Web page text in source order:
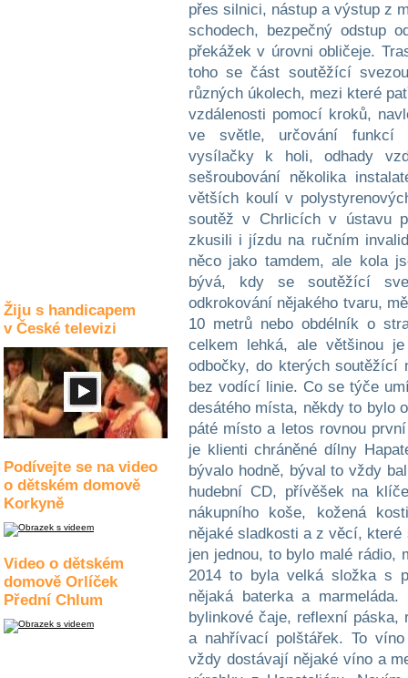
Žiju s handicapem
v České televizi
Podívejte se na video
o dětském domově
Korkyně
Video o dětském
domově Orlíček
Přední Chlum
přes silnici, nástup a výstup z
schodech, bezpečný odstup
překážek v úrovni obličeje.
toho se část soutěžící
různých úkolech, mezi které
vzdálenosti pomocí kroků,
ve světle, určování funkcí
vysílačky k holi, odhady
sešroubování několika
větších koulí v
soutěž v Chrlicích v ústavu
zkusili i jízdu na ručním
něco jako tamdem, ale kola
bývá, kdy se soutěžící
odkrokování nějakého tvaru,
10 metrů nebo obdélník o
celkem lehká, ale většinou
odbočky, do kterých soutěžící
bez vodící linie. Co se týče
desátého místa, někdy to bylo
páté místo a letos rovnou
je klienti chráněné dílny
bývalo hodně, býval to vždy
hudební CD, přívěšek na
nákupního koše, kožená
nějaké sladkosti a z věcí,
jen jednou, to bylo malé rádio,
2014 to byla velká složka s
nějaká baterka a
bylinkové čaje, reflexní
a nahřívací polštářek. To
vždy dostávají nějaké víno a